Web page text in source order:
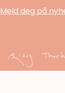
Meld deg på